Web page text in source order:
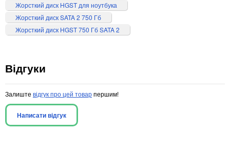
Жорсткий диск HGST для ноутбука
Жорсткий диск SATA 2 750 Гб
Жорсткий диск HGST 750 Гб SATA 2
Відгуки
Залиште відгук про цей товарпершим!
Написати відгук